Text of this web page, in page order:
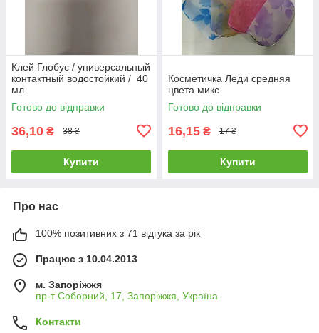
Клей Глобус / универсальный
контактный водостойкий / 40
мл
Готово до відправки
36,10 ₴ 38 ₴
Купити
Косметичка Леди средняя
цвета микс
Готово до відправки
16,15 ₴ 17 ₴
Купити
Про нас
100% позитивних з 71 відгука за рік
Працює з 10.04.2013
м. Запоріжжя
пр-т Соборний, 17, Запоріжжя, Україна
Контакти